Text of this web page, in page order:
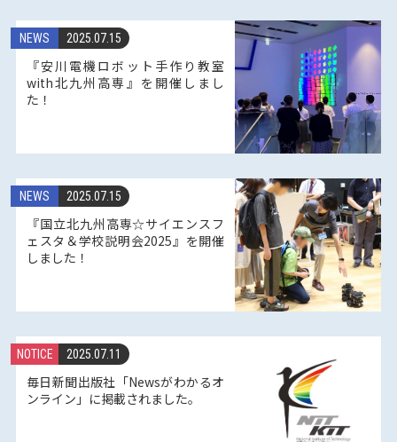
2025.07.15
NEWS
『安川電機ロボット手作り教室
with北九州高専』を開催しまし
た！
2025.07.15
NEWS
『国立北九州高専☆サイエンスフ
ェスタ＆学校説明会2025』を開催
しました！
2025.07.11
NOTICE
毎日新聞出版社「Newsがわかるオ
ンライン」に掲載されました。